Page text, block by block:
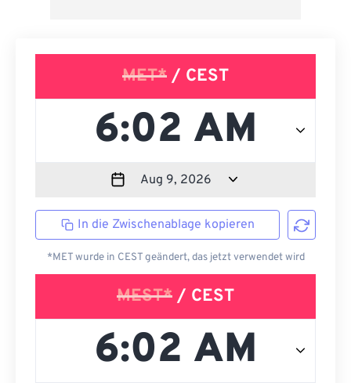
MET* / CEST
In die Zwischenablage kopieren
*MET wurde in CEST geändert, das jetzt verwendet wird
MEST* / CEST